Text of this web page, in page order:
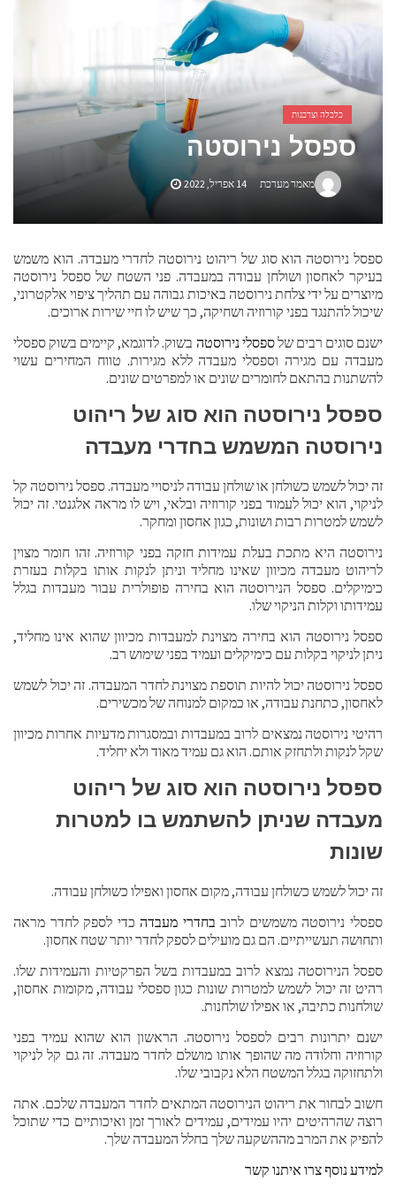
אביזרים ומתנות לגבר שאוהב להיות בשטח
אשפוז פסיכיאטרי ביתי: הגישה הדיסקרטית שמשנה את כללי המשחק בבריאות הנפש
כלכלה וצרכנות
ספסל נירוסטה
מאמר מערכת 14 אפריל, 2022
ספסל נירוסטה הוא סוג של ריהוט נירוסטה לחדרי מעבדה. הוא משמש
בעיקר לאחסון ושולחן עבודה במעבדה. פני השטח של ספסל נירוסטה
מיוצרים על ידי צלחת נירוסטה באיכות גבוהה עם תהליך ציפוי אלקטרוני,
שיכול להתנגד בפני קורוזיה ושחיקה, כך שיש לו חיי שירות ארוכים.
ישנם סוגים רבים שלספסלי נירוסטה בשוק. לדוגמא, קיימים בשוק ספסלי
מעבדה עם מגירה וספסלי מעבדה ללא מגירות. טווח המחירים עשוי
להשתנות בהתאם לחומרים שונים או למפרטים שונים.
ספסל נירוסטה הוא סוג של ריהוט
נירוסטה המשמש בחדרי מעבדה
זה יכול לשמש כשולחן או שולחן עבודה לניסויי מעבדה. ספסל נירוסטה קל
לניקוי, הוא יכול לעמוד בפני קורוזיה ובלאי, ויש לו מראה אלגנטי. זה יכול
לשמש למטרות רבות ושונות, כגון אחסון ומחקר.
נירוסטה היא מתכת בעלת עמידות חזקה בפני קורוזיה. זהו חומר מצוין
לריהוט מעבדה מכיוון שאינו מחליד וניתן לנקות אותו בקלות בעזרת
כימיקלים. ספסל הנירוסטה הוא בחירה פופולרית עבור מעבדות בגלל
עמידותו וקלות הניקוי שלו.
ספסל נירוסטה הוא בחירה מצוינת למעבדות מכיוון שהוא אינו מחליד,
ניתן לניקוי בקלות עם כימיקלים ועמיד בפני שימוש רב.
ספסל נירוסטה יכול להיות תוספת מצוינת לחדר המעבדה. זה יכול לשמש
לאחסון, כתחנת עבודה, או כמקום למנוחה של מכשירים.
רהיטי נירוסטה נמצאים לרוב במעבדות ובמסגרות מדעיות אחרות מכיוון
שקל לנקות ולתחזק אותם. הוא גם עמיד מאוד ולא יחליד.
ספסל נירוסטה הוא סוג של ריהוט
מעבדה שניתן להשתמש בו למטרות
שונות
זה יכול לשמש כשולחן עבודה, מקום אחסון ואפילו כשולחן עבודה.
ספסלי נירוסטה משמשים לרוב בחדרי מעבדהכדי לספק לחדר מראה
ותחושה תעשייתיים. הם גם מועילים לספק לחדר יותר שטח אחסון.
ספסל הנירוסטה נמצא לרוב במעבדות בשל הפרקטיות והעמידות שלו.
רהיט זה יכול לשמש למטרות שונות כגון ספסלי עבודה, מקומות אחסון,
שולחנות כתיבה, או אפילו שולחנות.
ישנם יתרונות רבים לספסל נירוסטה. הראשון הוא שהוא עמיד בפני
קורוזיה וחלודה מה שהופך אותו מושלם לחדר מעבדה. זה גם קל לניקוי
ולתחזוקה בגלל המשטח הלא נקבובי שלו.
חשוב לבחור את ריהוט הנירוסטה המתאים לחדר המעבדה שלכם. אתה
רוצה שהרהיטים יהיו עמידים, עמידים לאורך זמן ואיכותיים כדי שתוכל
להפיק את המרב מההשקעה שלך בחלל המעבדה שלך.
למידע נוסף צרו איתנו קשר